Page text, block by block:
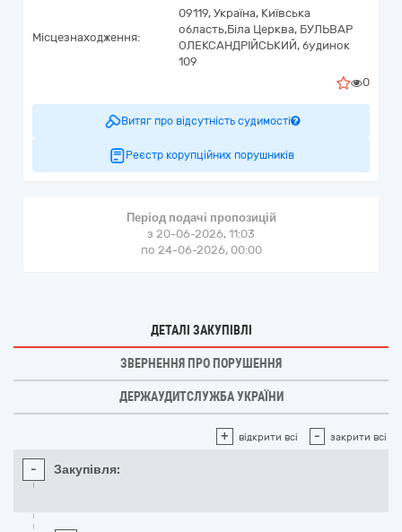
Місцезнаходження:
09119, Україна, Київська
область,Біла Церква, БУЛЬВАР
ОЛЕКСАНДРІЙСЬКИЙ, будинок
109
0
Витяг про відсутність судимості
Реєстр корупційних порушників
Період подачі пропозицій
з 20-06-2026, 11:03
по 24-06-2026, 00:00
ДЕТАЛІ ЗАКУПІВЛІ
ЗВЕРНЕННЯ ПРО ПОРУШЕННЯ
ДЕРЖАУДИТСЛУЖБА УКРАЇНИ
+ відкрити всі - закрити всі
- Закупівля: